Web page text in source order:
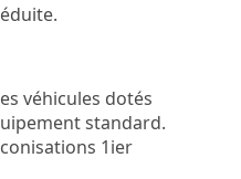
véhicules dotés
standard.
1ier